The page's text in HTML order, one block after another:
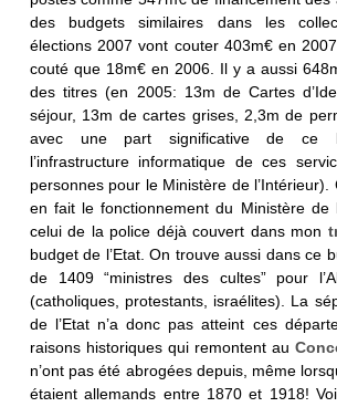
des budgets similaires dans les
élections 2007 vont couter 403m€ en 2007
couté que 18m€ en 2006. Il y a aussi
des titres (en 2005: 13m de Cartes
séjour, 13m de cartes grises, 2,3m de
avec une part significative de ce
l’infrastructure informatique de ces
personnes pour le Ministère de
en fait le fonctionnement du Ministère de
celui de la police déjà couvert dans mon
budget de l’Etat. On trouve aussi dans ce
de 1409 “ministres des cultes” pour
(catholiques, protestants, israélites). La
de l’Etat n’a donc pas atteint ces
raisons historiques qui remontent au
n’ont pas été abrogées depuis, même
étaient allemands entre 1870 et 1918!